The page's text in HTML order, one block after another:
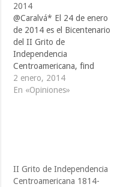
2014
@Caralvá* El 24 de enero
de 2014 es el Bicentenario
del II Grito de
Independencia
Centroamericana, find
discount evento acontecido
el 24 de enero de 1814. La
2 enero, 2014
En «Opiniones»
II Grito de Independencia
Centroamericana 1814-